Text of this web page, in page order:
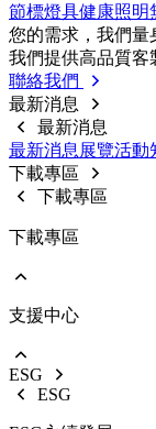
前往 戶外燈
路燈
投光燈
工礦燈
節標燈具健康照明
您的需求，我們量
我們提供⾼品質客
聯絡我們
最新消息
最新消息
最新消息 展覽活動
下載專區
下載專區
下載專區
EOL產品停產
支援中心
影音中心
ESG
ESG